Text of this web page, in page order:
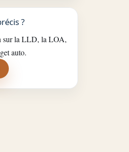
?
sur la LLD, la LOA,
auto.